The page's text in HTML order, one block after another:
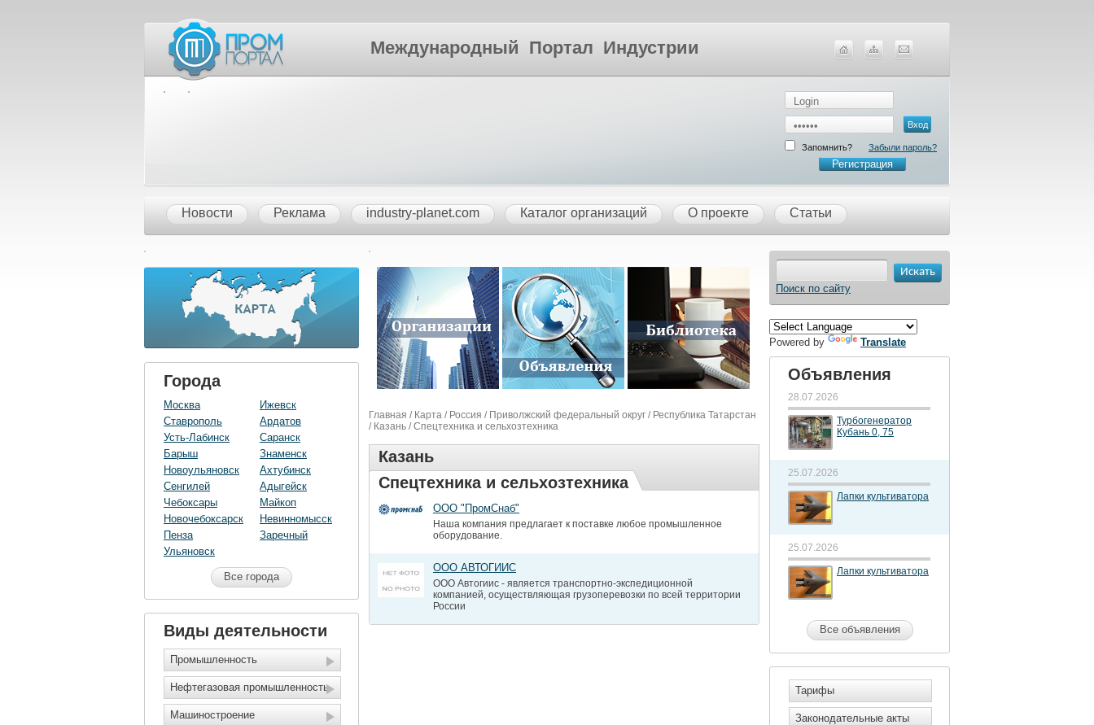
Международный Портал Индустрии
Запомнить? Забыли пароль?
Регистрация
Новости Реклама industry-planet.com Каталог организаций О проекте Статьи
Города
Москва
Ставрополь
Усть-Лабинск
Барыш
Новоульяновск
Сенгилей
Чебоксары
Новочебоксарск
Пенза
Ульяновск
Ижевск
Ардатов
Саранск
Знаменск
Ахтубинск
Адыгейск
Майкоп
Невинномысск
Заречный
Все города
Виды деятельности
Промышленность
Нефтегазовая промышленность
Машиностроение
Главная / Карта / Россия / Приволжский федеральный округ / Республика Татарстан
/ Казань / Спецтехника и сельхозтехника
Казань
Спецтехника и сельхозтехника
ООО "ПромСнаб"
Наша компания предлагает к поставке любое промышленное
оборудование.
ООО АВТОГИИС
ООО Автогиис - является транспортно-экспедиционной
компанией, осуществляющая грузоперевозки по всей территории
России
Поиск по сайту
Powered by Translate
Объявления
28.07.2026
Турбогенератор
Кубань 0, 75
25.07.2026
Лапки культиватора
25.07.2026
Лапки культиватора
Все объявления
Тарифы
Законодательные акты